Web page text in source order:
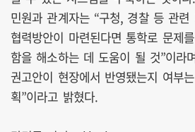
민원과 관계자는 “구청, 경찰 등 관
협력방안이 마련된다면 통학로 문제
함을 해소하는 데 도움이 될 것”이라
권고안이 현장에서 반영됐는지 여부
획”이라고 밝혔다.